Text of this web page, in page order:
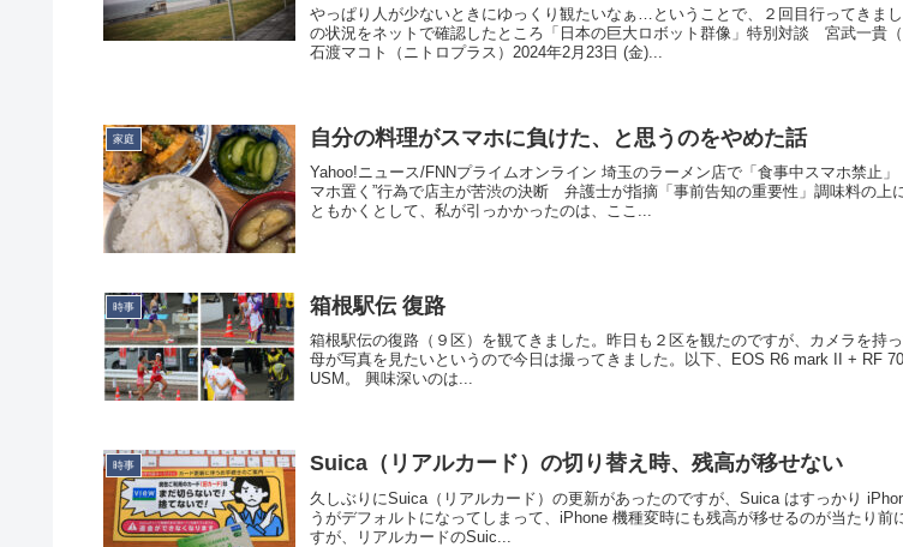
やっぱり人が少ないときにゆっくり観たいなぁ…ということで、２回目行ってきま
の状況をネットで確認したところ「日本の巨大ロボット群像」特別対談 宮武一貴
石渡マコト（ニトロプラス）2024年2月23日 (金)...
家庭 自分の料理がスマホに負けた、と思うのをやめた話
Yahoo!ニュース/FNNプライムオンライン 埼玉のラーメン店で「食事中スマホ禁止
マホ置く”行為で店主が苦渋の決断 弁護士が指摘「事前告知の重要性」調味料の上
ともかくとして、私が引っかかったのは、ここ...
時事 箱根駅伝 復路
箱根駅伝の復路（９区）を観てきました。昨日も２区を観たのですが、カメラを持
母が写真を見たいというので今日は撮ってきました。以下、EOS R6 mark II + RF
USM。 興味深いのは...
時事 Suica（リアルカード）の切り替え時、残高が移せない
久しぶりにSuica（リアルカード）の更新があったのですが、Suica はすっかり
うがデフォルトになってしまって、iPhone 機種変時にも残高が移せるのが当たり前
すが、リアルカードのSuic...